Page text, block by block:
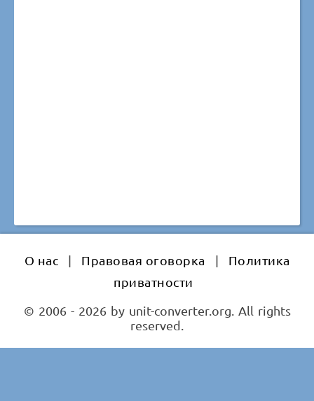
О нас | Правовая оговорка |
Политика
приватности
© 2006 - 2026 by unit-converter.org. All rights
reserved.